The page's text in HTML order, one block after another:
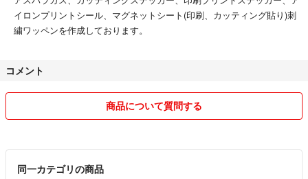
イロンプリントシール、マグネットシート(印刷、カッティング貼り)刺
繍ワッペンを作成しております。
コメント
商品について質問する
同一カテゴリの商品